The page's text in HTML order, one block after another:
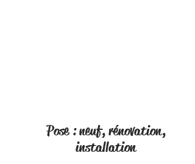
Pose : neuf, rénovation,
installation